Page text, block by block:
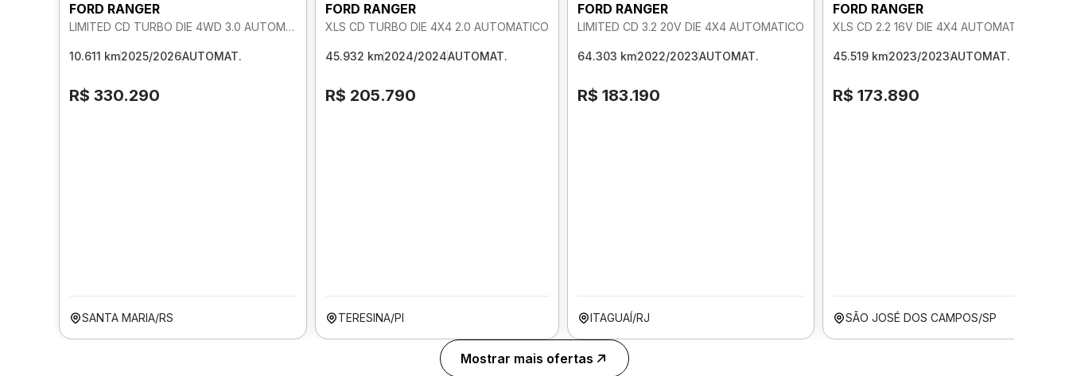
FORD RANGER
LIMITED CD TURBO DIE 4WD 3.0 AUTOMATICO
10.611 km2025/2026AUTOMAT.
R$ 330.290
SANTA MARIA/RS
FORD RANGER
XLS CD TURBO DIE 4X4 2.0 AUTOMATICO
45.932 km2024/2024AUTOMAT.
R$ 205.790
TERESINA/PI
FORD RANGER
LIMITED CD 3.2 20V DIE 4X4 AUTOMATICO
64.303 km2022/2023AUTOMAT.
R$ 183.190
ITAGUAÍ/RJ
FORD RANGER
XLS CD 2.2 16V DIE 4X4 AUTOMATICO
45.519 km2023/2023AUTOMAT.
R$ 173.890
SÃO JOSÉ DOS CAMPOS/SP
Mostrar mais ofertas